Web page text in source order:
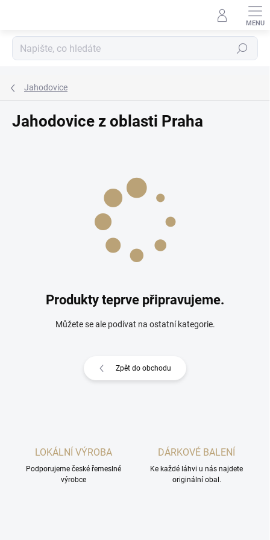
Hledat
Jahodovice
Jahodovice z oblasti Praha
Produkty teprve připravujeme.
Můžete se ale podívat na ostatní kategorie.
Zpět do obchodu
LOKÁLNÍ VÝROBA
Podporujeme české řemeslné
výrobce
DÁRKOVÉ BALENÍ
Ke každé láhvi u nás najdete
originální obal.